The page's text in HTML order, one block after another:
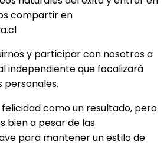
compartir en
y participar con nosotros a
independiente que focalizará
personales.
como un resultado, pero
bien a pesar de las
para mantener un estilo de